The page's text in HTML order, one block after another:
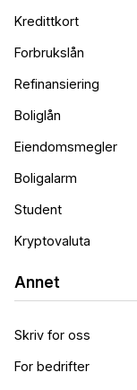
Kredittkort
Forbrukslån
Refinansiering
Boliglån
Eiendomsmegler
Boligalarm
Student
Kryptovaluta
Annet
Skriv for oss
For bedrifter